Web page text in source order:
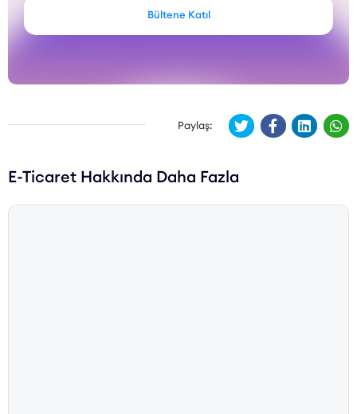
Bültene Katıl
Paylaş:
E-Ticaret Hakkında Daha Fazla